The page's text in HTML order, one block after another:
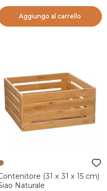
Aggiungo al carrello
(31 x 31 x 15 cm)
Naturale